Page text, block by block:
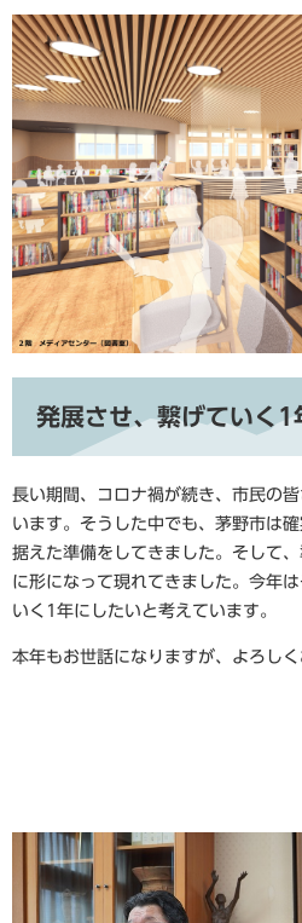
発展させ、繋げていく1
長い期間、コロナ禍が続き、市民の
います。そうした中でも、茅野市は
据えた準備をしてきました。そして
に形になって現れてきました。今年
いく1年にしたいと考えています。
本年もお世話になりますが、よろしく